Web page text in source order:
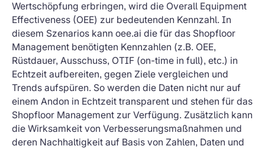
Wertschöpfung erbringen, wird die Overall Equipment
Effectiveness (OEE) zur bedeutenden Kennzahl. In
diesem Szenarios kann oee.ai die für das Shopfloor
Management benötigten Kennzahlen (z.B. OEE,
Rüstdauer, Ausschuss, OTIF (on-time in full), etc.) in
Echtzeit aufbereiten, gegen Ziele vergleichen und
Trends aufspüren. So werden die Daten nicht nur auf
einem Andon in Echtzeit transparent und stehen für das
Shopfloor Management zur Verfügung. Zusätzlich kann
die Wirksamkeit von Verbesserungsmaßnahmen und
deren Nachhaltigkeit auf Basis von Zahlen, Daten und